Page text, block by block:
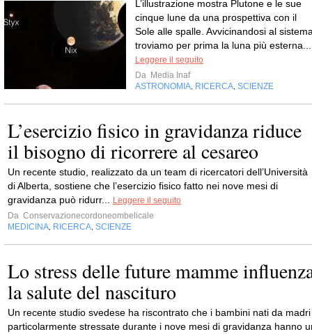
L’illustrazione mostra Plutone e le sue
cinque lune da una prospettiva con il
Sole alle spalle. Avvicinandosi al
troviamo per prima la luna più esterna...
Leggere il seguito
Da Media Inaf
ASTRONOMIA RICERCA SCIENZE
L’esercizio fisico in gravidanza riduce
il bisogno di ricorrere al cesareo
Un recente studio, realizzato da un team di ricercatori dell’Università
di Alberta, sostiene che l’esercizio fisico fatto nei nove mesi di
gravidanza può ridurr...
Leggere il seguito
Da Conservazionecordoneombelicale
MEDICINA RICERCA SCIENZE
Lo stress delle future mamme
la salute del nascituro
Un recente studio svedese ha riscontrato che i bambini nati da madri
particolarmente stressate durante i nove mesi di gravidanza hanno